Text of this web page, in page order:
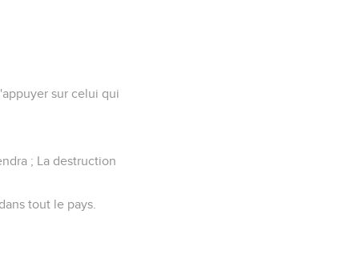
sur celui qui
; La destruction
tout le pays.